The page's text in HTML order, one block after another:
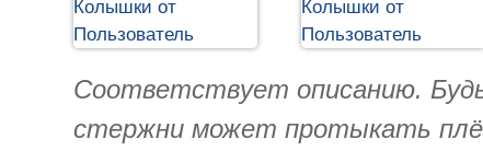
Соответствует описанию.
стержни может протыкать